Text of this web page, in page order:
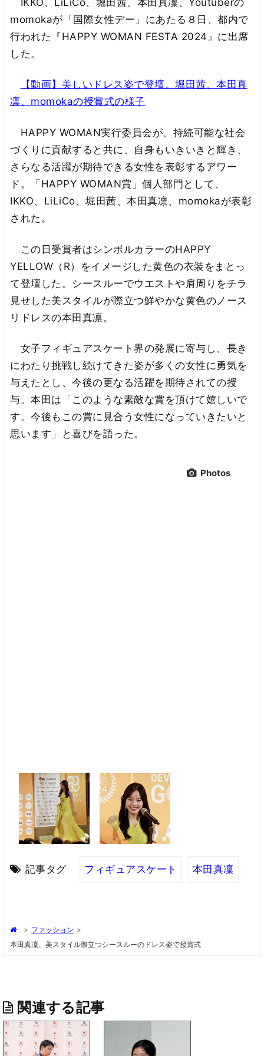
momokaが「国際女性デー」にあたる８日、都内で
行われた『HAPPY WOMAN FESTA 2024』に出席
した。
【動画】美しいドレス姿で登壇。堀田茜、本田真
凛、momokaの授賞式の様子
HAPPY WOMAN実行委員会が、持続可能な社会
づくりに貢献すると共に、自身もいきいきと輝き、
さらなる活躍が期待できる女性を表彰するアワー
ド。「HAPPY WOMAN賞」個人部門として、
IKKO、LiLiCo、堀田茜、本田真凛、momokaが表彰
された。
この日受賞者はシンボルカラーのHAPPY
YELLOW（R）をイメージした黄色の衣装をまとっ
て登壇した。シースルーでウエストや肩周りをチラ
見せした美スタイルが際立つ鮮やかな黄色のノース
リドレスの本田真凛。
女子フィギュアスケート界の発展に寄与し、長き
にわたり挑戦し続けてきた姿が多くの女性に勇気を
与えたとし、今後の更なる活躍を期待されての授
与。本田は「このような素敵な賞を頂けて嬉しいで
す。今後もこの賞に見合う女性になっていきたいと
思います」と喜びを語った。
Photos
記事タグ フィギュアスケート 本田真凜
> ファッション >
本田真凜、美スタイル際立つシースルーのドレス姿で授賞式
関連する記事